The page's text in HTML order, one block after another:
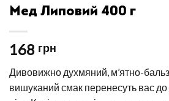
Мед Липовий 400 г
168 грн
Дивовижно духмяний, м’ятно-
вишуканий смак перенесуть вас до